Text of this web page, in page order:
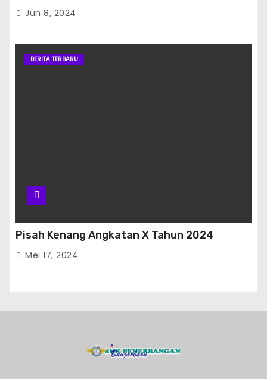
Jun 8, 2024
BERITA TERBARU
Pisah Kenang Angkatan X Tahun 2024
Mei 17, 2024